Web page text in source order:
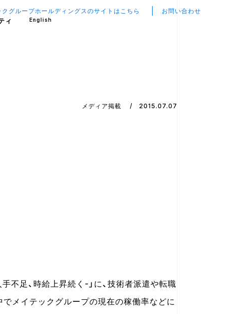
ィ English
クグループホールディングスのサイトはこちら お問い合わせ
メディア掲載 2015.07.07
不足、時給上昇続く-」に、技術者派遣や転職
メイテックグループの現在の稼働率などに